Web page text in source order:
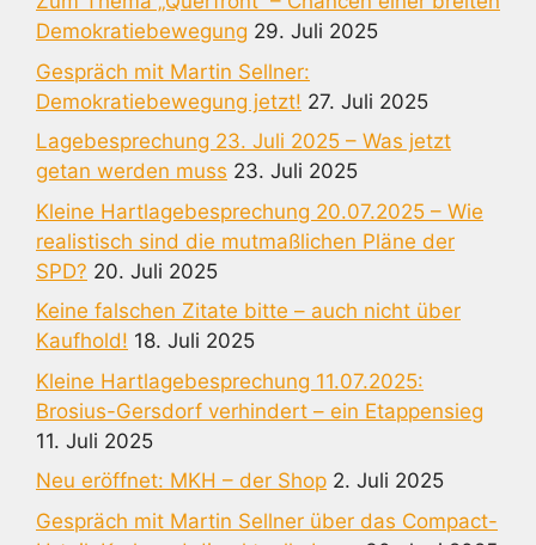
Demokratiebewegung 29. Juli 2025
Gespräch mit Martin Sellner:
Demokratiebewegung jetzt! 27. Juli 2025
Lagebesprechung 23. Juli 2025 – Was jetzt
getan werden muss 23. Juli 2025
Kleine Hartlagebesprechung 20.07.2025 – Wie
realistisch sind die mutmaßlichen Pläne der
SPD? 20. Juli 2025
Keine falschen Zitate bitte – auch nicht über
Kaufhold! 18. Juli 2025
Kleine Hartlagebesprechung 11.07.2025:
Brosius-Gersdorf verhindert – ein Etappensieg
11. Juli 2025
Neu eröffnet: MKH – der Shop 2. Juli 2025
Gespräch mit Martin Sellner über das Compact-